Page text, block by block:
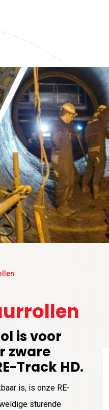
is voor
zware
Track HD.
is, is onze RE-
sturende